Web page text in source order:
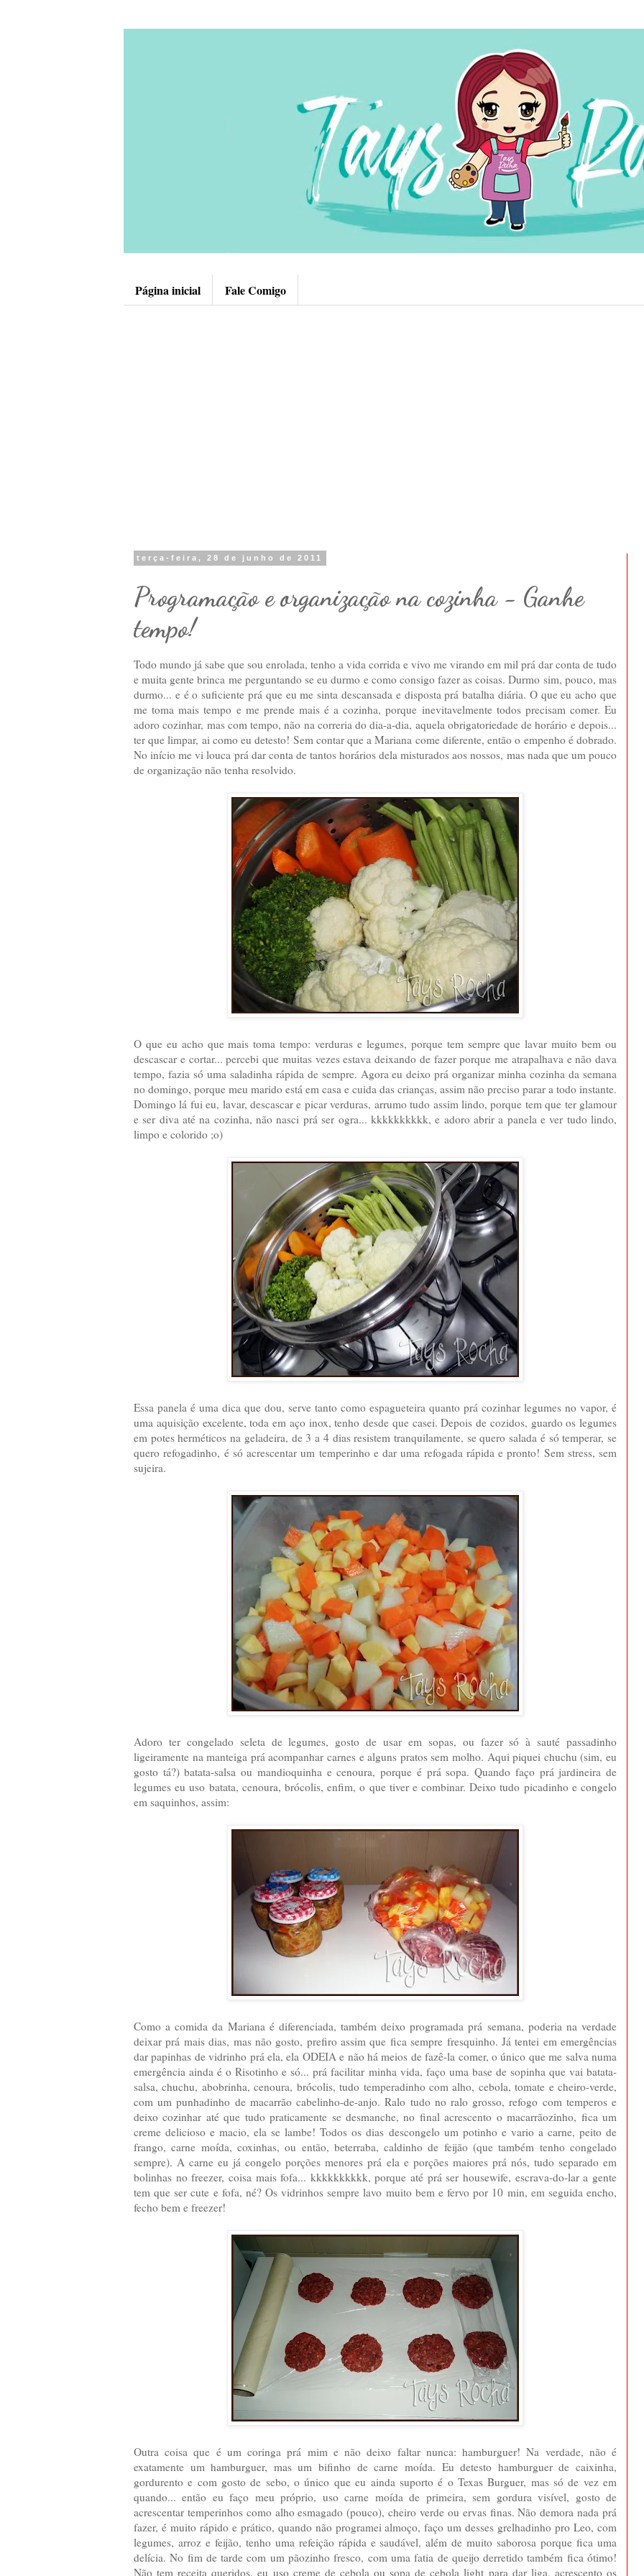
Página inicial Fale Comigo
terça-feira, 28 de junho de 2011
Programação e organização na cozinha - Ganhe
tempo!
Todo mundo já sabe que sou enrolada, tenho a vida corrida e vivo me virando em mil prá dar conta de tudo
e muita gente brinca me perguntando se eu durmo e como consigo fazer as coisas. Durmo sim, pouco, mas
durmo... e é o suficiente prá que eu me sinta descansada e disposta prá batalha diária. O que eu acho que
me toma mais tempo e me prende mais é a cozinha, porque inevitavelmente todos precisam comer. Eu
adoro cozinhar, mas com tempo, não na correria do dia-a-dia, aquela obrigatoriedade de horário e depois...
ter que limpar, ai como eu detesto! Sem contar que a Mariana come diferente, então o empenho é dobrado.
No início me vi louca prá dar conta de tantos horários dela misturados aos nossos, mas nada que um pouco
de organização não tenha resolvido.
O que eu acho que mais toma tempo: verduras e legumes, porque tem sempre que lavar muito bem ou
descascar e cortar... percebi que muitas vezes estava deixando de fazer porque me atrapalhava e não dava
tempo, fazia só uma saladinha rápida de sempre. Agora eu deixo prá organizar minha cozinha da semana
no domingo, porque meu marido está em casa e cuida das crianças, assim não preciso parar a todo instante.
Domingo lá fui eu, lavar, descascar e picar verduras, arrumo tudo assim lindo, porque tem que ter glamour
e ser diva até na cozinha, não nasci prá ser ogra... kkkkkkkkkk, e adoro abrir a panela e ver tudo lindo,
limpo e colorido ;o)
Essa panela é uma dica que dou, serve tanto como espagueteira quanto prá cozinhar legumes no vapor, é
uma aquisição excelente, toda em aço inox, tenho desde que casei. Depois de cozidos, guardo os legumes
em potes herméticos na geladeira, de 3 a 4 dias resistem tranquilamente, se quero salada é só temperar, se
quero refogadinho, é só acrescentar um temperinho e dar uma refogada rápida e pronto! Sem stress, sem
sujeira.
Adoro ter congelado seleta de legumes, gosto de usar em sopas, ou fazer só à sauté passadinho
ligeiramente na manteiga prá acompanhar carnes e alguns pratos sem molho. Aqui piquei chuchu (sim, eu
gosto tá?) batata-salsa ou mandioquinha e cenoura, porque é prá sopa. Quando faço prá jardineira de
legumes eu uso batata, cenoura, brócolis, enfim, o que tiver e combinar. Deixo tudo picadinho e congelo
em saquinhos, assim:
Como a comida da Mariana é diferenciada, também deixo programada prá semana, poderia na verdade
deixar prá mais dias, mas não gosto, prefiro assim que fica sempre fresquinho. Já tentei em emergências
dar papinhas de vidrinho prá ela, ela ODEIA e não há meios de fazê-la comer, o único que me salva numa
emergência ainda é o Risotinho e só... prá facilitar minha vida, faço uma base de sopinha que vai batata-
salsa, chuchu, abobrinha, cenoura, brócolis, tudo temperadinho com alho, cebola, tomate e cheiro-verde,
com um punhadinho de macarrão cabelinho-de-anjo. Ralo tudo no ralo grosso, refogo com temperos e
deixo cozinhar até que tudo praticamente se desmanche, no final acrescento o macarrãozinho, fica um
creme delicioso e macio, ela se lambe! Todos os dias descongelo um potinho e vario a carne, peito de
frango, carne moída, coxinhas, ou então, beterraba, caldinho de feijão (que também tenho congelado
sempre). A carne eu já congelo porções menores prá ela e porções maiores prá nós, tudo separado em
bolinhas no freezer, coisa mais fofa... kkkkkkkkkk, porque até prá ser housewife, escrava-do-lar a gente
tem que ser cute e fofa, né? Os vidrinhos sempre lavo muito bem e fervo por 10 min, em seguida encho,
fecho bem e freezer!
Outra coisa que é um coringa prá mim e não deixo faltar nunca: hamburguer! Na verdade, não é
exatamente um hamburguer, mas um bifinho de carne moída. Eu detesto hamburguer de caixinha,
gordurento e com gosto de sebo, o único que eu ainda suporto é o Texas Burguer, mas só de vez em
quando... então eu faço meu próprio, uso carne moída de primeira, sem gordura visível, gosto de
acrescentar temperinhos como alho esmagado (pouco), cheiro verde ou ervas finas. Não demora nada prá
fazer, é muito rápido e prático, quando não programei almoço, faço um desses grelhadinho pro Leo, com
legumes, arroz e feijão, tenho uma refeição rápida e saudável, além de muito saborosa porque fica uma
delícia. No fim de tarde com um pãozinho fresco, com uma fatia de queijo derretido também fica ótimo!
Não tem receita queridos, eu uso creme de cebola ou sopa de cebola light para dar liga, acrescento os